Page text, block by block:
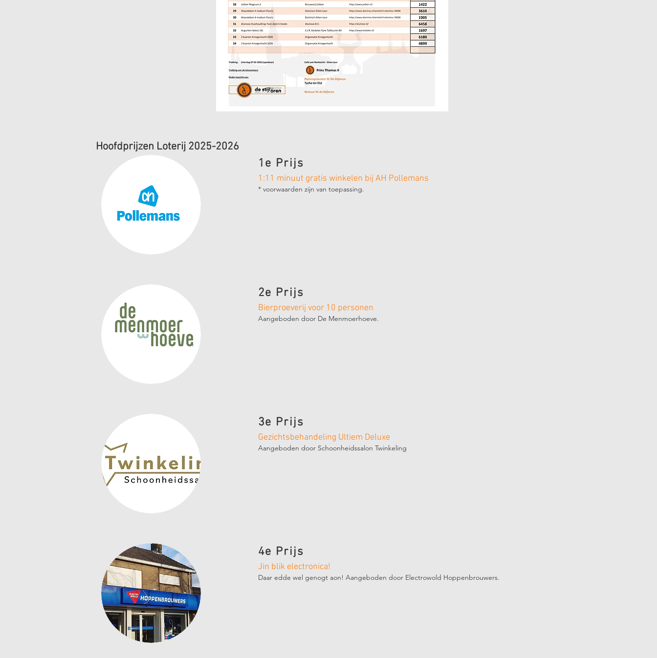
Hoofdprijzen Loterij 2025-2026
1e Prijs
1:11 minuut gratis winkelen bij AH Pollemans
* voorwaarden zijn van toepassing.
2e Prijs
Bierproeverij voor 10 personen
Aangeboden door De Menmoerhoeve.
3e Prijs
Gezichtsbehandeling Ultiem Deluxe
Aangeboden door Schoonheidssalon Twinkeling
4e Prijs
Jin blik electronica!
Daar edde wel genogt aon! Aangeboden door Electrowold Hoppenbrouwers.